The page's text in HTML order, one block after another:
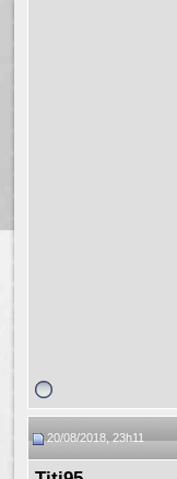
20/08/2018, 23h11